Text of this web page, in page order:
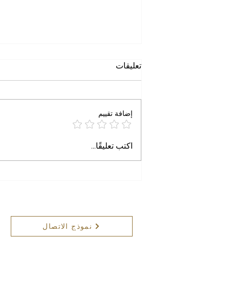
الى أين يتجه الذكاء الاصطناعي؟
الى أين يتجه الذكاء الاصطناعي؟ د .
مسبوقة نسبياً، تم فيها تشغيل وكيل
اختبار أمني، ثم تمكن من تجاوز بيئة ا
تعليقات
إضافة تقييم
اكتب تعليقًا...
نموذج الاتصال